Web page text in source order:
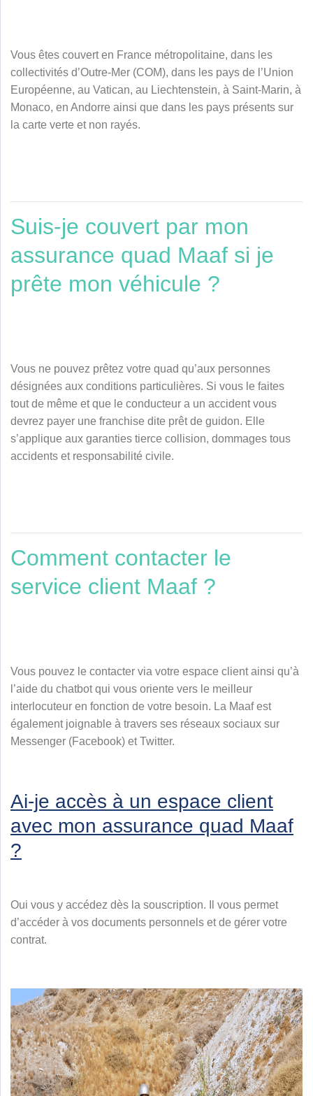
Vous êtes couvert en France métropolitaine, dans les
collectivités d’Outre-Mer (COM), dans les pays de l’Union
Européenne, au Vatican, au Liechtenstein, à Saint-Marin, à
Monaco, en Andorre ainsi que dans les pays présents sur
la carte verte et non rayés.
Suis-je couvert par mon
assurance quad Maaf si je
prête mon véhicule ?
Vous ne pouvez prêtez votre quad qu’aux personnes
désignées aux conditions particulières. Si vous le faites
tout de même et que le conducteur a un accident vous
devrez payer une franchise dite prêt de guidon. Elle
s’applique aux garanties tierce collision, dommages tous
accidents et responsabilité civile.
Comment contacter le
service client Maaf ?
Vous pouvez le contacter via votre espace client ainsi qu’à
l’aide du chatbot qui vous oriente vers le meilleur
interlocuteur en fonction de votre besoin. La Maaf est
également joignable à travers ses réseaux sociaux sur
Messenger (Facebook) et Twitter.
Ai-je accès à un espace client
avec mon assurance quad Maaf
?
Oui vous y accédez dès la souscription. Il vous permet
d’accéder à vos documents personnels et de gérer votre
contrat.